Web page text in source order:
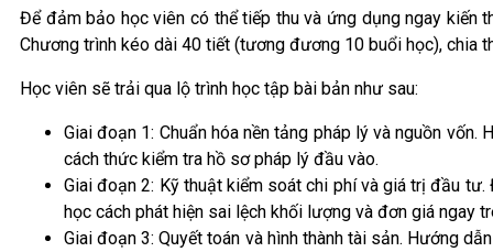
Để đảm bảo học viên có thể tiếp thu và ứng dụng ngay kiến
Chương trình kéo dài 40 tiết (tương đương 10 buổi học), chia
Học viên sẽ trải qua lộ trình học tập bài bản như sau:
Giai đoạn 1: Chuẩn hóa nền tảng pháp lý và nguồn
cách thức kiểm tra hồ sơ pháp lý đầu vào.
Giai đoạn 2: Kỹ thuật kiểm soát chi phí và giá trị đầu
học cách phát hiện sai lệch khối lượng và đơn giá ngay
Giai đoạn 3: Quyết toán và hình thành tài sản. Hướng